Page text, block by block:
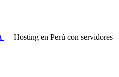
— Hosting en Perú con servidores